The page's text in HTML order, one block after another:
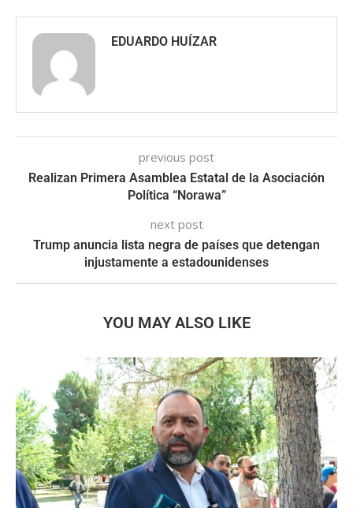
EDUARDO HUÍZAR
previous post
Realizan Primera Asamblea Estatal de la Asociación
Política “Norawa”
next post
Trump anuncia lista negra de países que detengan
injustamente a estadounidenses
YOU MAY ALSO LIKE